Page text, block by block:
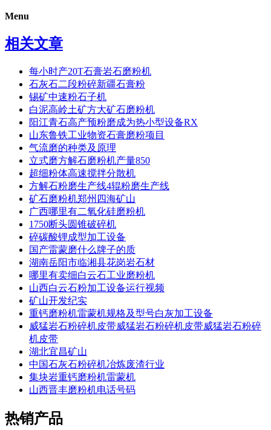
Menu
相关文章
每小时产20T石膏岩石磨粉机
石灰石二段粉碎新疆石膏粉
锡矿中速粉石子机
白泥高岭土矿方大矿石磨粉机
阳江青石高产预粉磨成为热小型设备RX
山东鲁铁工业物资石膏磨粉项目
气流磨的种类及原理
立式磨方解石磨粉机产量850
超细粉体高速搅拌分散机
方解石粉磨生产线4辊粉磨生产线
矿石磨粉机郑州四海矿山
广西哪里有二氧化硅磨粉机
1750断头圆锥破碎机
碎碳酸锂成型加工设备
国产雷蒙磨什么牌子的质
湖南岳阳市临湘县花岗岩石材
哪里有卖细白云石工业磨粉机
山西白云石粉加工设备运行视频
矿山开发纪实
重钙磨粉机雷蒙机规格及型号白灰加工设备
威猛岩石粉碎机皮带威猛岩石粉碎机皮带威猛岩石粉碎
机皮带
湖北宜昌矿山
中国石灰石粉碎机冶炼废渣行业
集块岩重钙磨粉机雷蒙机
山西晋丰磨粉机电话号码
热销产品